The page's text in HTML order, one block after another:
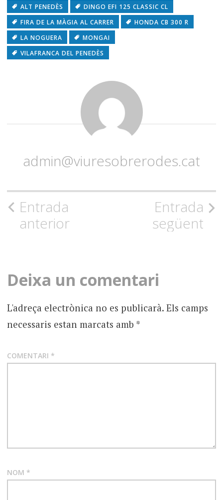
ALT PENEDÈS
DINGO EFI 125 CLASSIC CL
FIRA DE LA MÀGIA AL CARRER
HONDA CB 300 R
LA NOGUERA
MONGAI
VILAFRANCA DEL PENEDÈS
admin@viuresobrerodes.cat
Navegació
per
Entrada
anterior
Entrada
següent
Deixa un comentari
L'adreça electrònica no es publicarà. Els camps
necessaris estan marcats amb *
COMENTARI *
NOM *